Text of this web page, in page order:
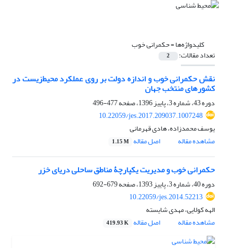
کلیدواژه‌ها =حکمرانی خوب
تعداد مقالات: 2
نقش حکمرانی خوب و اندازه دولت بر روی عملکرد محیط‌زیست در
کشورهای منتخب جهان
دوره 43، شماره 3، پاییز 1396، صفحه
477-496
10.22059/jes.2017.209037.1007248
یوسف محمدزاده، هادی قهرمانی
مشاهده مقاله
اصل مقاله 1.15 M
حکمرانی خوب و مدیریت یکپارچۀ مناطق ساحلی دریای خزر
دوره 40، شماره 3، پاییز 1393، صفحه
679-692
10.22059/jes.2014.52213
الهه کولایی، مهدی شایسته
مشاهده مقاله
اصل مقاله 419.93 K